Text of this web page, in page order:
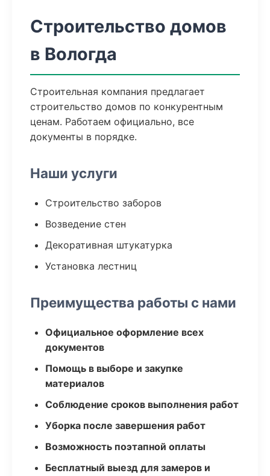
Строительство домов
в Вологда
Строительная компания предлагает
строительство домов по конкурентным
ценам. Работаем официально, все
документы в порядке.
Наши услуги
Строительство заборов
Возведение стен
Декоративная штукатурка
Установка лестниц
Преимущества работы с нами
Официальное оформление всех
документов
Помощь в выборе и закупке
материалов
Соблюдение сроков выполнения работ
Уборка после завершения работ
Возможность поэтапной оплаты
Бесплатный выезд для замеров и